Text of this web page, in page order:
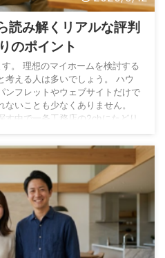
読み解くリアルな評判
のポイント
。 理想のマイホームを検討する
考える人は多いでしょう。 ハウ
ンフレットやウェブサイトだけで
いことも少なくありません。
す中で一条工務店の2chにたどり
非常に役立ちます。 一条工務店
書き込まれており良い面だけで
す。 例えば ...